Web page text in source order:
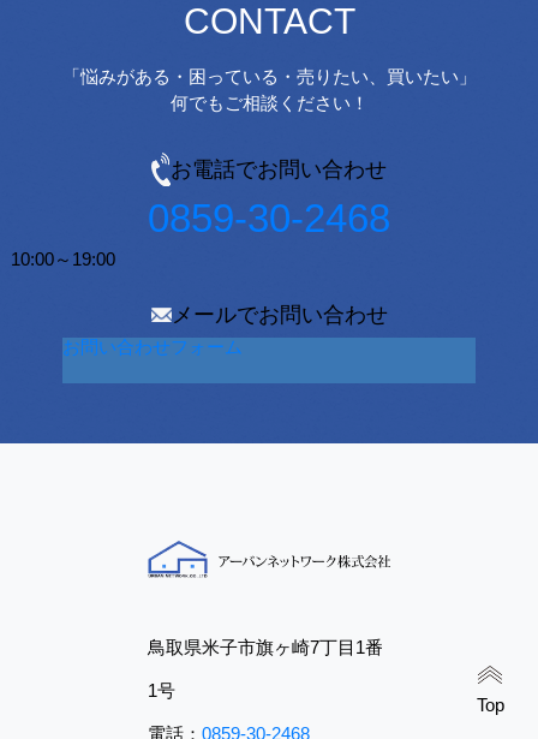
Top
CONTACT
「悩みがある・困っている・売りたい、買いたい」
何でもご相談ください！
お電話でお問い合わせ
0859-30-2468
10:00～19:00
メールでお問い合わせ
お問い合わせフォーム
鳥取県米子市旗ヶ崎7丁目1番
1号
電話：0859-30-2468